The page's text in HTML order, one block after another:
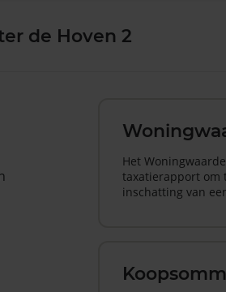
de Hoven 2
Het
taxatierapport om
inschatting van